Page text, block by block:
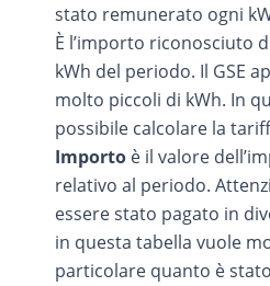
stato remunerato ogni
È l’importo riconosciuto
kWh del periodo. Il GSE
molto piccoli di kWh. In
possibile calcolare la
Importo è il valore
relativo al periodo.
essere stato pagato in
in questa tabella vuole
particolare quanto è